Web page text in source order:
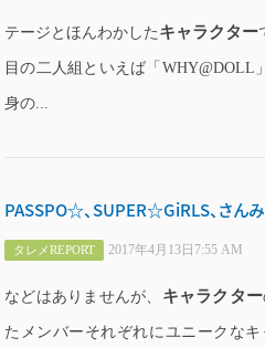
テージとほんわかした キャラクター
目の二人組といえば「WHY@DOLL
身の...
PASSPO☆、SUPER☆GiRLS、さん
タレメREPORT 2017年4月13日7:55 AM
などはありませんが、 キャラクター
たメンバーそれぞれにユニークな